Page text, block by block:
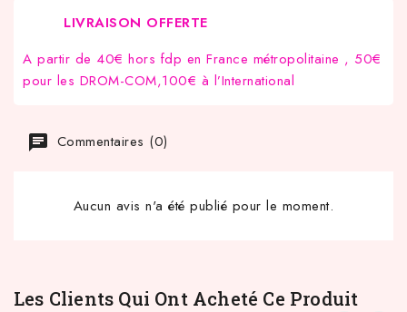
LIVRAISON OFFERTE
A partir de 40€ hors fdp en France métropolitaine , 50€
pour les DROM-COM,100€ à l’International
Commentaires (0)
Aucun avis n'a été publié pour le moment.
Les Clients Qui Ont Acheté Ce Produit